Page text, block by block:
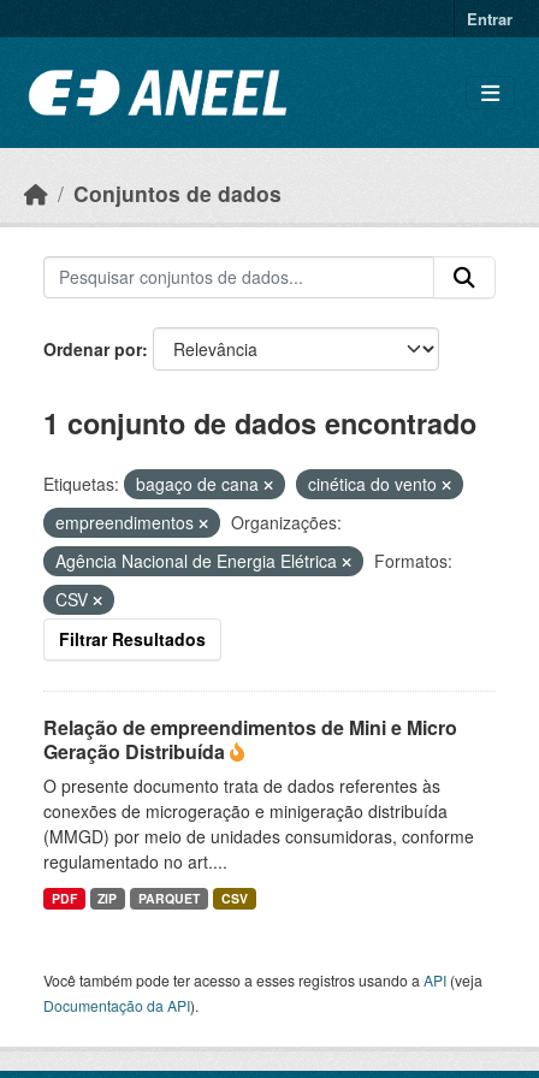
Entrar
Conjuntos de dados
Ordenar por
1 conjunto de dados encontrado
Etiquetas: bagaço de cana
cinética do vento
empreendimentos
Organizações:
Agência Nacional de Energia Elétrica
Formatos:
CSV
Filtrar Resultados
Relação de empreendimentos de Mini e Micro
Geração Distribuída
O presente documento trata de dados referentes às
conexões de microgeração e minigeração distribuída
(MMGD) por meio de unidades consumidoras, conforme
regulamentado no art....
PDF ZIP PARQUET CSV
Você também pode ter acesso a esses registros usando a API (veja
Documentação da API).